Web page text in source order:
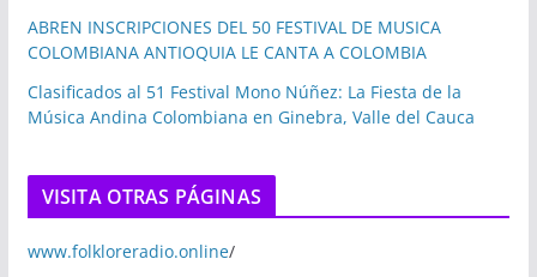
ABREN INSCRIPCIONES DEL 50 FESTIVAL DE MUSICA
COLOMBIANA ANTIOQUIA LE CANTA A COLOMBIA
Clasificados al 51 Festival Mono Núñez: La Fiesta de la
Música Andina Colombiana en Ginebra, Valle del Cauca
VISITA OTRAS PÁGINAS
www.folkloreradio.online/